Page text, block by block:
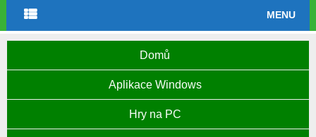
MENU
Domů
Aplikace Windows
Hry na PC